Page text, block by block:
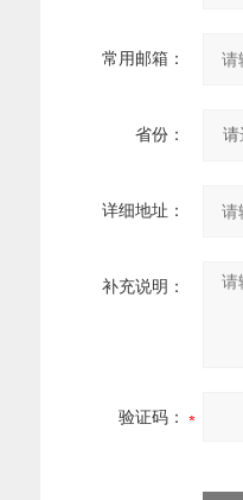
常用邮箱：
省份：
详细地址：
补充说明：
验证码：